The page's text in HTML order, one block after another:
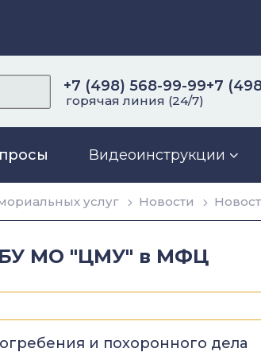
+7 (498) 568-99-99
горячая линия (24/7)
+7
Видеоинструкции
услуг Новости
ГБУ МО "ЦМУ" в МФЦ
и похоронного дела